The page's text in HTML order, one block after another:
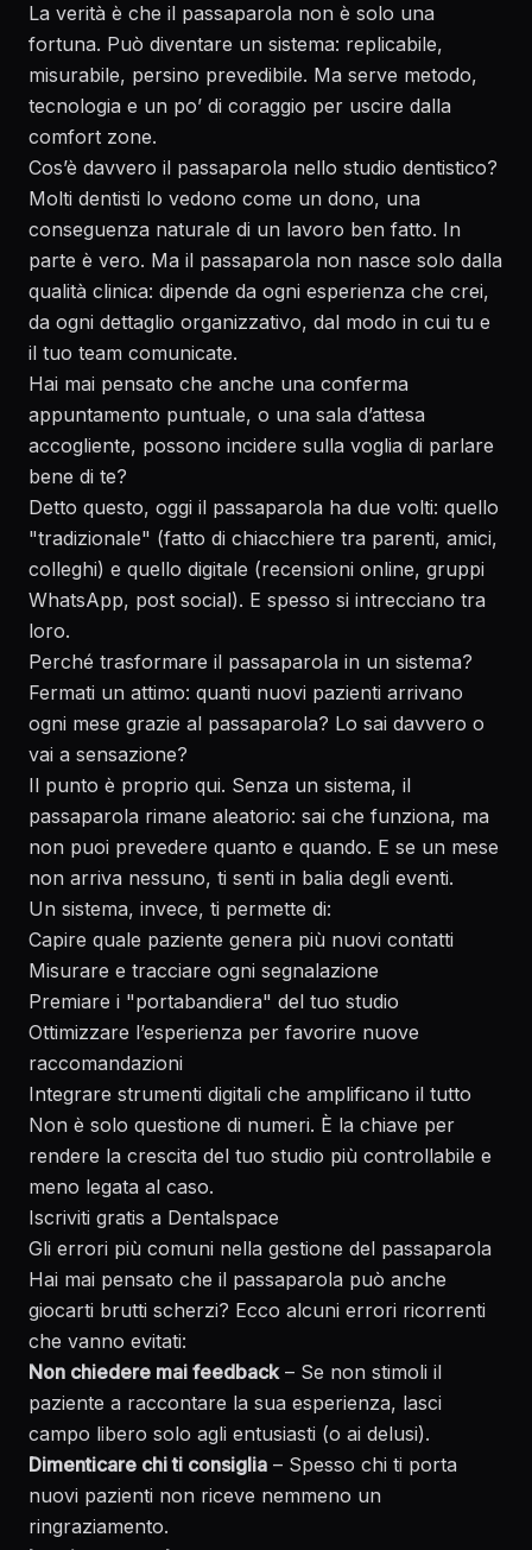
La verità è che il passaparola non è solo una
fortuna. Può diventare un sistema: replicabile,
misurabile, persino prevedibile. Ma serve metodo,
tecnologia e un po’ di coraggio per uscire dalla
comfort zone.
Cos’è davvero il passaparola nello studio dentistico?
Molti dentisti lo vedono come un dono, una
conseguenza naturale di un lavoro ben fatto. In
parte è vero. Ma il passaparola non nasce solo dalla
qualità clinica: dipende da ogni esperienza che crei,
da ogni dettaglio organizzativo, dal modo in cui tu e
il tuo team comunicate.
Hai mai pensato che anche una conferma
appuntamento puntuale, o una sala d’attesa
accogliente, possono incidere sulla voglia di parlare
bene di te?
Detto questo, oggi il passaparola ha due volti: quello
"tradizionale" (fatto di chiacchiere tra parenti, amici,
colleghi) e quello digitale (recensioni online, gruppi
WhatsApp, post social). E spesso si intrecciano tra
loro.
Perché trasformare il passaparola in un sistema?
Fermati un attimo: quanti nuovi pazienti arrivano
ogni mese grazie al passaparola? Lo sai davvero o
vai a sensazione?
Il punto è proprio qui. Senza un sistema, il
passaparola rimane aleatorio: sai che funziona, ma
non puoi prevedere quanto e quando. E se un mese
non arriva nessuno, ti senti in balia degli eventi.
Un sistema, invece, ti permette di:
Capire quale paziente genera più nuovi contatti
Misurare e tracciare ogni segnalazione
Premiare i "portabandiera" del tuo studio
Ottimizzare l’esperienza per favorire nuove
raccomandazioni
Integrare strumenti digitali che amplificano il tutto
Non è solo questione di numeri. È la chiave per
rendere la crescita del tuo studio più controllabile e
meno legata al caso.
Iscriviti gratis a Dentalspace
Gli errori più comuni nella gestione del passaparola
Hai mai pensato che il passaparola può anche
giocarti brutti scherzi? Ecco alcuni errori ricorrenti
che vanno evitati:
Non chiedere mai feedback– Se non stimoli il
paziente a raccontare la sua esperienza, lasci
campo libero solo agli entusiasti (o ai delusi).
Dimenticare chi ti consiglia – Spesso chi ti porta
nuovi pazienti non riceve nemmeno un
ringraziamento.